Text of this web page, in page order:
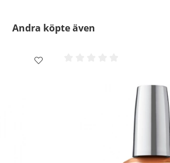
Andra köpte även